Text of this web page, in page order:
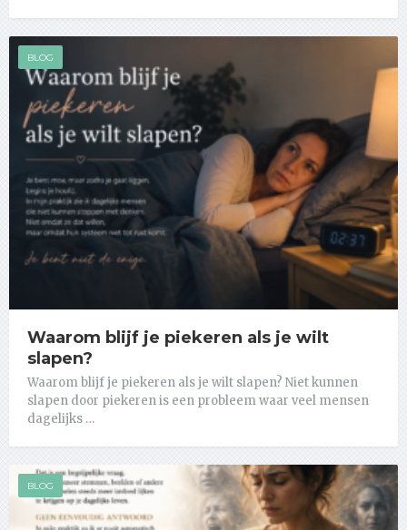
BLOG
Waarom blijf je piekeren als je wilt
slapen?
Waarom blijf je piekeren als je wilt slapen? Niet kunnen
slapen door piekeren is een probleem waar veel mensen
dagelijks …
BLOG